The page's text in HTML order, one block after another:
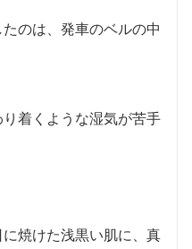
のは、発車のベルの中
着くような湿気が苦手
焼けた浅黒い肌に、真